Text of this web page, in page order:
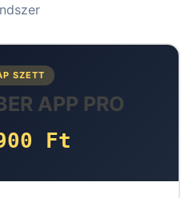
SZETT
APP PRO
Ft